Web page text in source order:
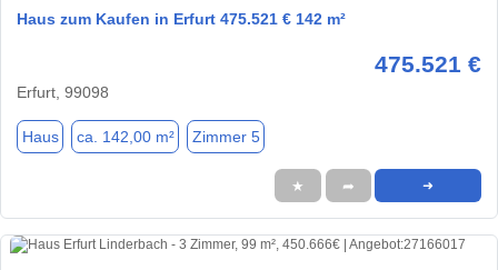
Haus zum Kaufen in Erfurt 475.521 € 142 m²
475.521 €
Erfurt, 99098
Haus ca. 142,00 m² Zimmer 5
★ ➦ ➜